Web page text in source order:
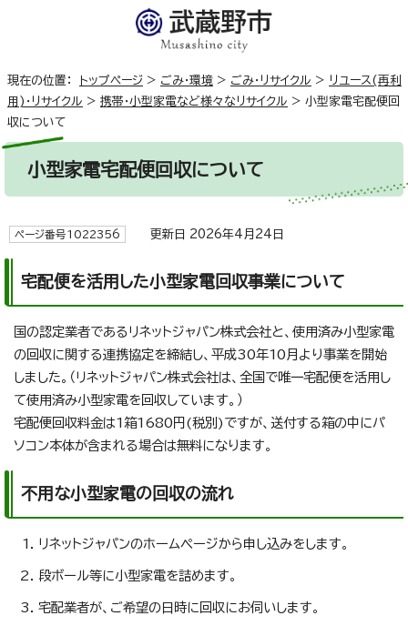
現在の位置： トップページ > ごみ・環境 > ごみ・リサイクル > リユース(再利
用)・リサイクル > 携帯・小型家電など様々なリサイクル > 小型家電宅配便回
収について
小型家電宅配便回収について
ページ番号1022356 更新日 2026年4月24日
宅配便を活用した小型家電回収事業について
国の認定業者であるリネットジャパン株式会社と、使用済み小型家電
の回収に関する連携協定を締結し、平成30年10月より事業を開始
しました。（リネットジャパン株式会社は、全国で唯一宅配便を活用し
て使用済み小型家電を回収しています。）
宅配便回収料金は1箱1680円(税別)ですが、送付する箱の中にパ
ソコン本体が含まれる場合は無料になります。
不用な小型家電の回収の流れ
リネットジャパンのホームページから申し込みをします。
段ボール等に小型家電を詰めます。
宅配業者が、ご希望の日時に回収にお伺いします。